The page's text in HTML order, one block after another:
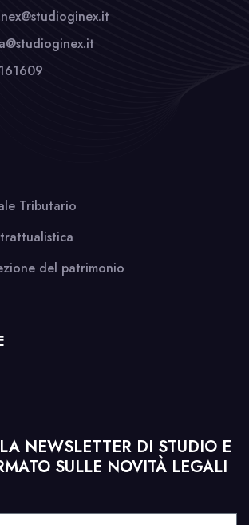
Tributario
del patrimonio
NEWSLETTER DI STUDIO E
SULLE NOVITÀ LEGALI